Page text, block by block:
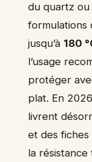
du quartz
formulations
jusqu’à 180
l’usage
protéger
plat. En
livrent
et des
la